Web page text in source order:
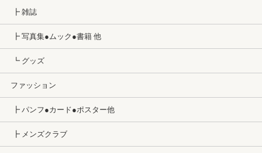
┣ 雑誌
┣ 写真集●ムック●書籍 他
┗ グッズ
ファッション
┣ パンフ●カード●ポスター他
┣ メンズクラブ